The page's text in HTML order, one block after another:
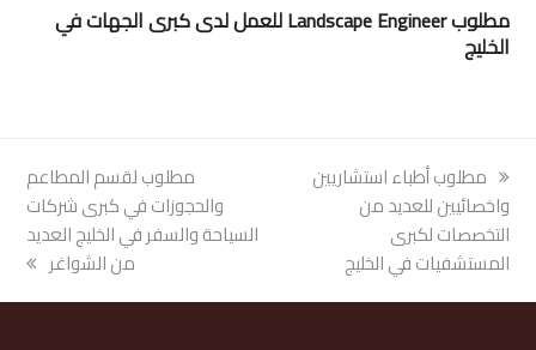
مطلوب Landscape Engineer للعمل لدى كبرى الجهات في
الخليج
previous
post:
مطلوب أطباء استشاريين
واخصائيين للعديد من
التخصصات لكبرى
المستشفيات في الخليج
next
post:
مطلوب لقسم المطاعم
والحجوزات في كبرى شركات
السياحة والسفر في الخليج العديد
من الشواغر